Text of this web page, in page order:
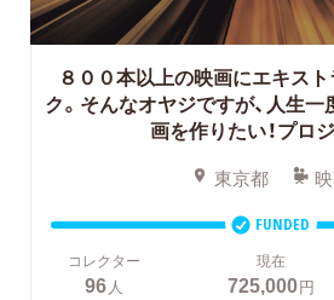
８００本以上の映画にエキス
ク。そんなオヤジですが、人生
画を作りたい！プロ
東京都
FUNDED
コレクター
96 人
現在
725,000円